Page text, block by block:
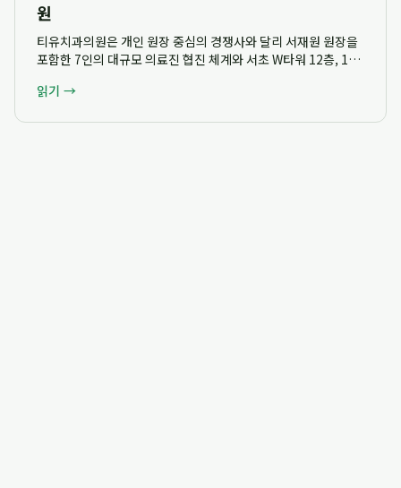
원
티유치과의원은 개인 원장 중심의 경쟁사와 달리 서재원 원장을
포함한 7인의 대규모 의료진 협진 체계와 서초 W타워 12층, 13
있습니다. 특히 라미네이트 재시술을 포함한 다양한 통합 진료와
읽기 →